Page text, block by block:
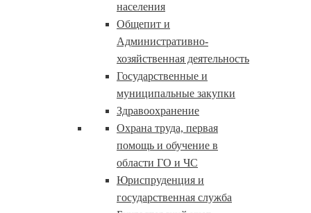
населения
Общепит и
Административно-
хозяйственная деятельность
Государственные и
муниципальные закупки
Здравоохранение
Охрана труда, первая
помощь и обучение в
области ГО и ЧС
Юриспруденция и
государственная служба